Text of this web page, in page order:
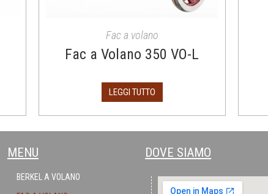
Fac a volano
Fac a Volano 350 VO-L
LEGGI TUTTO
MENU
BERKEL A VOLANO
DOVE SIAMO